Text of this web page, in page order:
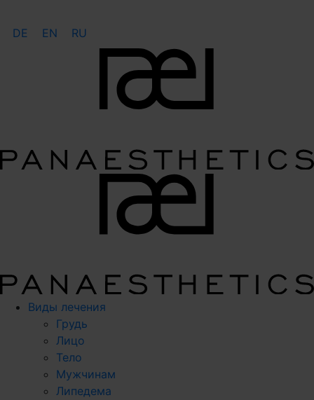
DE EN RU
Виды лечения
Грудь
Лицо
Тело
Мужчинам
Липедема